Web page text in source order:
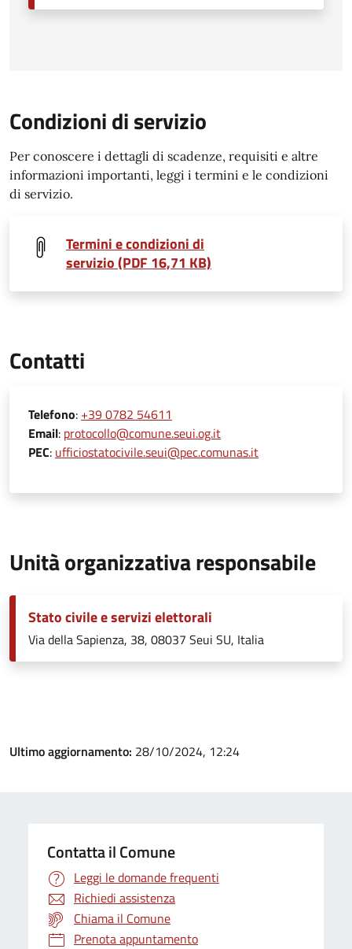
Condizioni di servizio
Per conoscere i dettagli di scadenze, requisiti e altre
informazioni importanti, leggi i termini e le condizioni
di servizio.
Termini e condizioni di
servizio (PDF 16,71 KB)
Contatti
Telefono: +39 0782 54611
Email: protocollo@comune.seui.og.it
PEC: ufficiostatocivile.seui@pec.comunas.it
Unità organizzativa responsabile
Stato civile e servizi elettorali
Via della Sapienza, 38, 08037 Seui SU, Italia
Ultimo aggiornamento: 28/10/2024, 12:24
Contatta il Comune
Leggi le domande frequenti
Richiedi assistenza
Chiama il Comune
Prenota appuntamento